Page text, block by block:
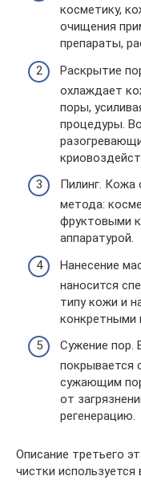
косметику,
очищения
препараты,
Раскрытие
охлаждает
поры,
процедуры.
Пилинг. Кожа
метода:
фруктовыми
аппаратурой.
Нанесение
наносится
типу кожи и
конкретными
Сужение пор.
покрывается
сужающим
от
регенерацию.
Описание третьего
чистки используется